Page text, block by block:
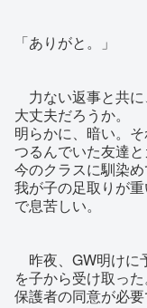
「ありがと。」
力ない返事と共に
大丈夫だろうか。
明らかに、暗い。
つるんでいた友達
今のクラスに馴染め
我が子の足取りが
で息苦しい。
昨夜、GW明けに
を子から受け取った
保護者の同意が必要